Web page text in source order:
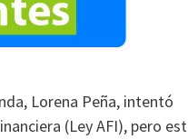
Lorena Peña, intentó
(Ley AFI), pero